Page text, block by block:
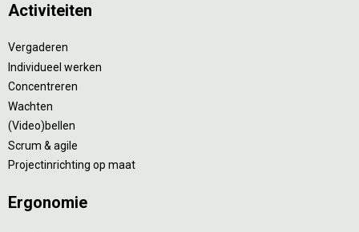
Activiteiten
Vergaderen
Individueel werken
Concentreren
Wachten
(Video)bellen
Scrum & agile
Projectinrichting op maat
Ergonomie